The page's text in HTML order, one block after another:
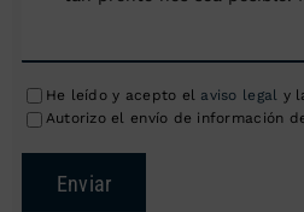
He leído y acepto el aviso legal y
Autorizo el envío de información
Enviar